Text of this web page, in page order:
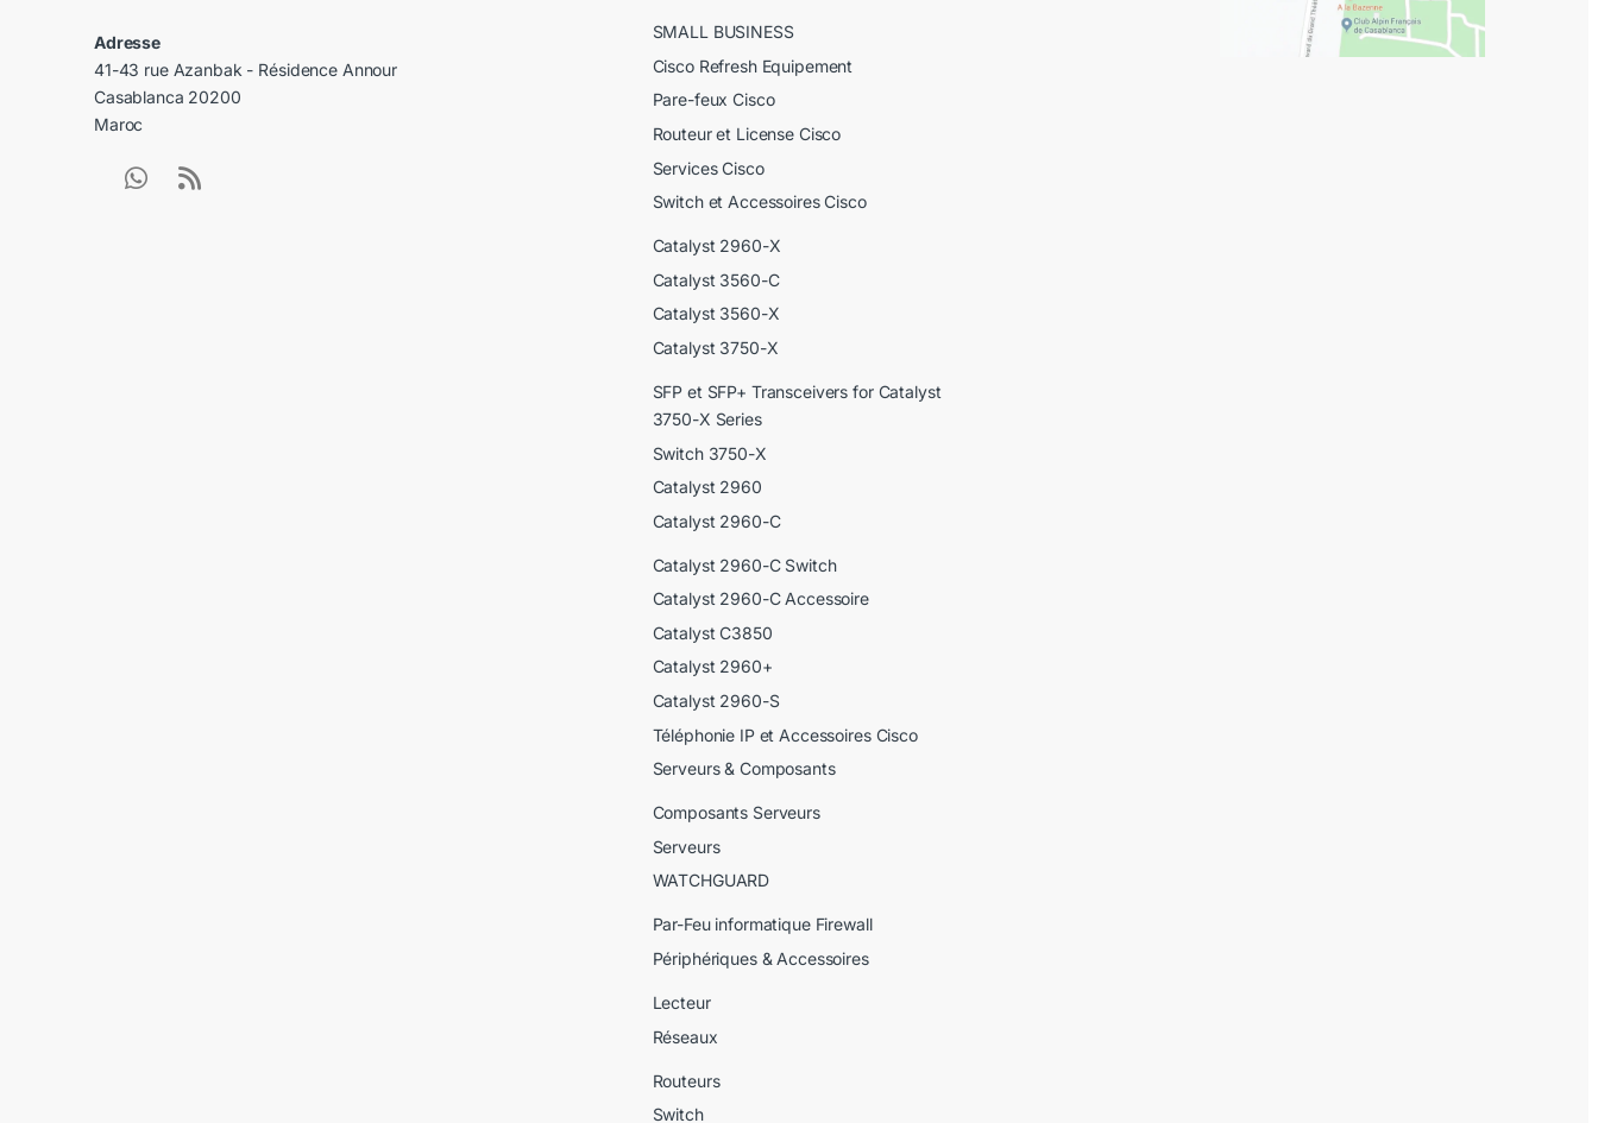
Adresse
41-43 rue Azanbak - Résidence Annour
Casablanca 20200
Maroc
SMALL BUSINESS
Cisco Refresh Equipement
Pare-feux Cisco
Routeur et License Cisco
Services Cisco
Switch et Accessoires Cisco
Catalyst 2960-X
Catalyst 3560-C
Catalyst 3560-X
Catalyst 3750-X
SFP et SFP+ Transceivers for Catalyst
3750-X Series
Switch 3750-X
Catalyst 2960
Catalyst 2960-C
Catalyst 2960-C Switch
Catalyst 2960-C Accessoire
Catalyst C3850
Catalyst 2960+
Catalyst 2960-S
Téléphonie IP et Accessoires Cisco
Serveurs & Composants
Composants Serveurs
Serveurs
WATCHGUARD
Par-Feu informatique Firewall
Périphériques & Accessoires
Lecteur
Réseaux
Routeurs
Switch